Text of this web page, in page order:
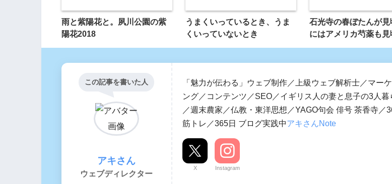
雨と紫陽花と。夙川公園の紫
陽花2018
うまくいっているとき、うま
くいっていないとき
石光寺の春ぼたんが見
にはアメリカ芍薬も見
この記事を書いた人
アキさん
ウェブディレクター
「魅力が伝わる」ウェブ制作／上級ウェブ解析士／マー
ング／コンテンツ／SEO／イギリス人の妻と息子の3人暮
／週末農家／仏教・東洋思想／YAGO句会 俳号 茶香寺／
筋トレ／365日 ブログ実践中アキさんNote
X Instagram